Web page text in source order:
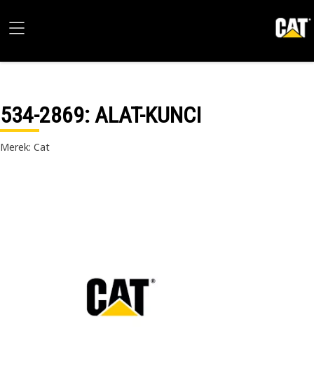
534-2869: ALAT-KUNCI
Merek: Cat